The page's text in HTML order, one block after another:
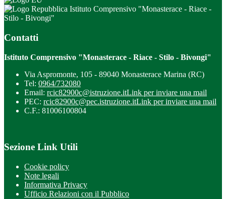
Istituto Comprensivo "Monasterace - Riace -
Stilo - Bivongi"
Contatti
Istituto Comprensivo "Monasterace - Riace - Stilo - Bivongi"
Via Aspromonte, 105 - 89040 Monasterace Marina (RC)
Tel: 0964/732080
Email: rcic82900c@istruzione.itLink per inviare una mail
PEC: rcic82900c@pec.istruzione.itLink per inviare una mail
C.F.: 81006100804
Sezione Link Utili
Cookie policy
Note legali
Informativa Privacy
Ufficio Relazioni con il Pubblico